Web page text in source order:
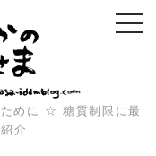
めに ☆ 糖質制限に最
介